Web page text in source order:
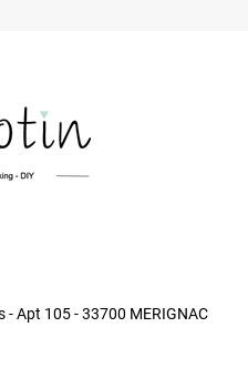
- Apt 105 - 33700 MERIGNAC